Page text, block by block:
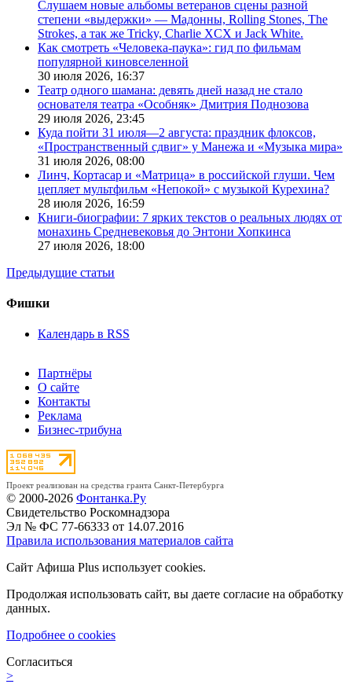
Слушаем новые альбомы ветеранов сцены разной
степени «выдержки» — Мадонны, Rolling Stones, The
Strokes, а так же Tricky, Charlie XCX и Jack White.
Как смотреть «Человека-паука»: гид по фильмам
популярной киновселенной
30 июля 2026, 16:37
Театр одного шамана: девять дней назад не стало
основателя театра «Особняк» Дмитрия Поднозова
29 июля 2026, 23:45
Куда пойти 31 июля—2 августа: праздник флоксов,
«Пространственный сдвиг» у Манежа и «Музыка мира»
31 июля 2026, 08:00
Линч, Кортасар и «Матрица» в российской глуши. Чем
цепляет мультфильм «Непокой» с музыкой Курехина?
28 июля 2026, 16:59
Книги-биографии: 7 ярких текстов о реальных людях от
монахинь Средневековья до Энтони Хопкинса
27 июля 2026, 18:00
Предыдущие статьи
Фишки
Календарь в RSS
Партнёры
О сайте
Контакты
Реклама
Бизнес-трибуна
Проект реализован на средства гранта Санкт-Петербурга
© 2000-2026 Фонтанка.Ру
Свидетельство Роскомнадзора
Эл № ФС 77-66333 от 14.07.2016
Правила использования материалов сайта
Сайт Афиша Plus использует cookies.
Продолжая использовать сайт, вы даете согласие на обработку
данных.
Подробнее о cookies
Согласиться
>